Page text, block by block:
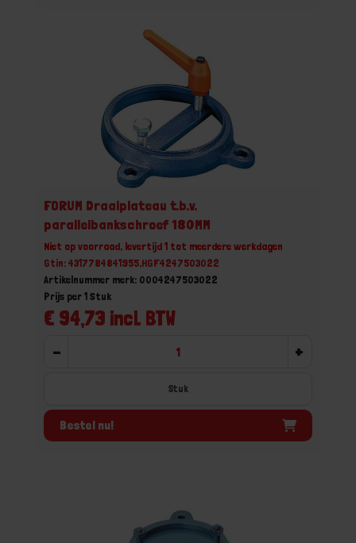
FORUM Draaiplateau t.b.v.
parallelbankschroef 180MM
Niet op voorraad, levertijd 1 tot meerdere werkdagen
Gtin: 4317784841955,HGF4247503022
Artikelnummer merk: 0004247503022
€ 94,73 incl. BTW
Prijs per 1 Stuk
- +
Stuk
Bestel nu!